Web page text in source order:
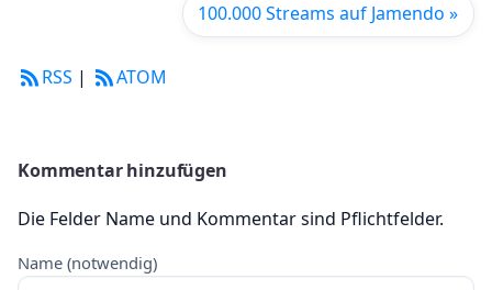
100.000 Streams auf Jamendo »
RSS | ATOM
Kommentar hinzufügen
Die Felder Name und Kommentar sind Pflichtfelder.
Name (notwendig)